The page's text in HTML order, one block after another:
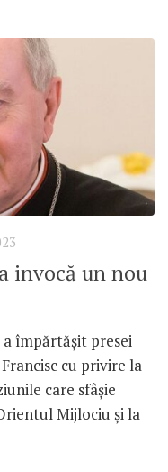
invocă un nou
împărtășit presei
cu privire la
care sfâșie
Mijlociu și la